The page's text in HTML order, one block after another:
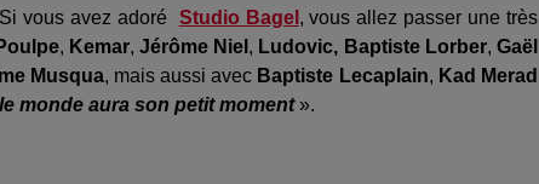
vous avez adoré Studio Bagel , vous allez passer une très
, Kemar, Jérôme Niel , Ludovic, Baptiste Lorber, Gaël
Musqua, mais aussi avec Baptiste Lecaplain, Kad Merad
monde aura son petit moment ».